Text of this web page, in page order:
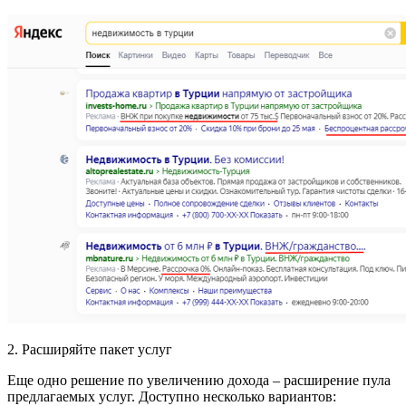
2. Расширяйте пакет услуг
Еще одно решение по увеличению дохода – расширение пула
предлагаемых услуг. Доступно несколько вариантов: